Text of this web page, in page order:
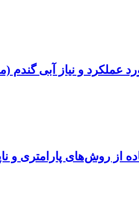
عملکرد و نیاز آبی
از روش‌های پارامتری و